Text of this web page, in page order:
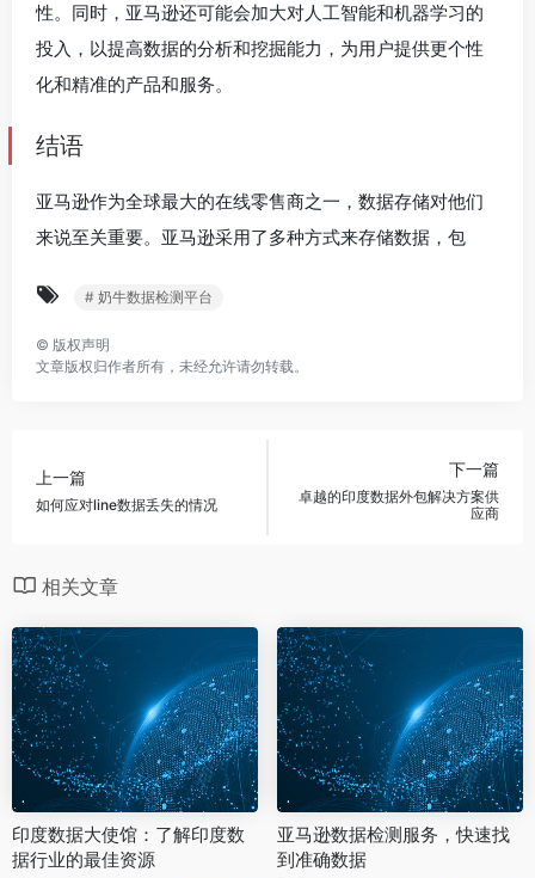
性。同时，亚马逊还可能会加大对人工智能和机器学习的
投入，以提高数据的分析和挖掘能力，为用户提供更个性
化和精准的产品和服务。
结语
亚马逊作为全球最大的在线零售商之一，数据存储对他们
来说至关重要。亚马逊采用了多种方式来存储数据，包
# 奶牛数据检测平台
© 版权声明
文章版权归作者所有，未经允许请勿转载。
上一篇
如何应对line数据丢失的情况
下一篇
卓越的印度数据外包解决方案供
应商
相关文章
印度数据大使馆：了解印度数
据行业的最佳资源
亚马逊数据检测服务，快速找
到准确数据